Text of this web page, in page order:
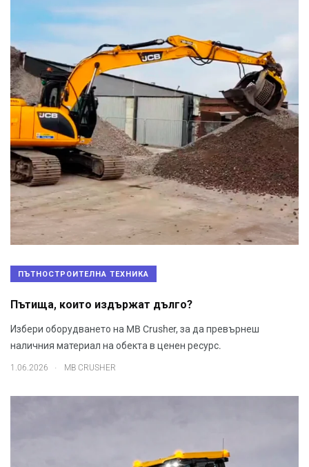
ПЪТНОСТРОИТЕЛНА ТЕХНИКА
Пътища, които издържат дълго?
Избери оборудването на MB Crusher, за да превърнеш
наличния материал на обекта в ценен ресурс.
1.06.2026 . MB CRUSHER